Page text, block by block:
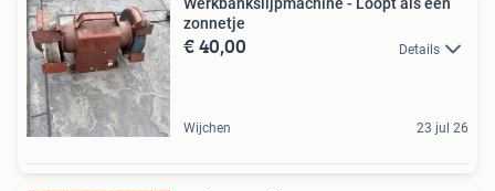
Werkbankslijpmachine - Loopt als een
zonnetje
€ 40,00 Details
Wijchen 23 jul 26